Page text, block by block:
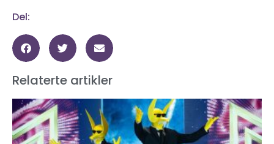
Del:
Relaterte artikler